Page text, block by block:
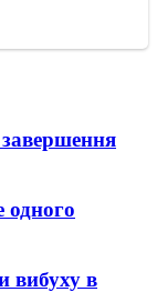
одного
вибуху в